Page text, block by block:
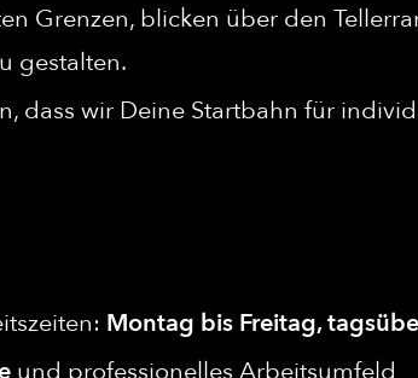
Grenzen, blicken über den
gestalten.
dass wir Deine Startbahn für
Montag bis Freitag,
und professionelles Arbeitsumfeld